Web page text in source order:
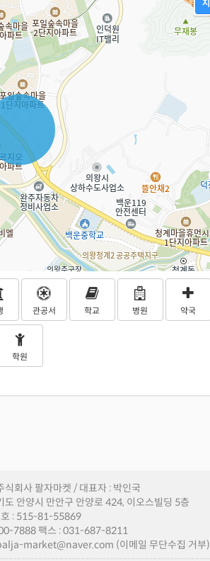
관공서 학교 병원 약국
학원
식회사 팔자마켓 / 대표자 : 박인국
도 안양시 만안구 안양로 424, 이오스빌딩 5층
호 : 515-81-55869
7888 팩스 : 031-687-8211
market@naver.com (이메일 무단수집 거부)